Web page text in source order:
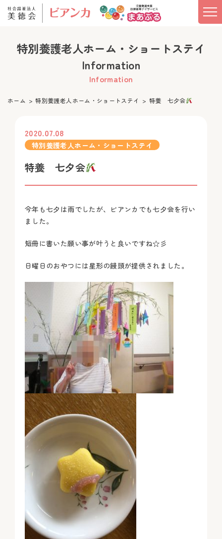
特別養護老人ホーム・ショートステイ
Information
Information
ホーム 特別養護老人ホーム・ショートステイ 特養 七夕会
2020.07.08
特別養護老人ホーム・ショートステイ
特養 七夕会
今年も七夕は雨でしたが、ビアンカでも七夕会を行い
ました。
短冊に書いた願い事が叶うと良いですね☆彡
日曜日のおやつには星形の饅頭が提供されました。